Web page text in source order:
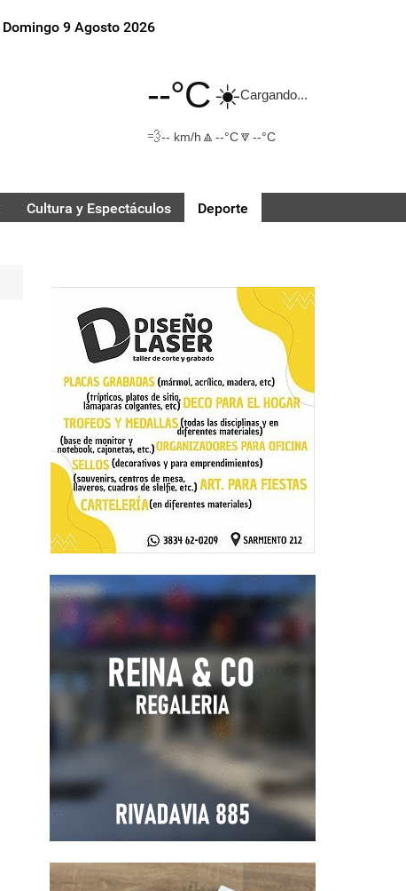
Domingo 9 Agosto 2026
--°C☀️Cargando...
💨-- km/h 🔼 --°C🔽 --°C
Cultura y Espectáculos Deporte